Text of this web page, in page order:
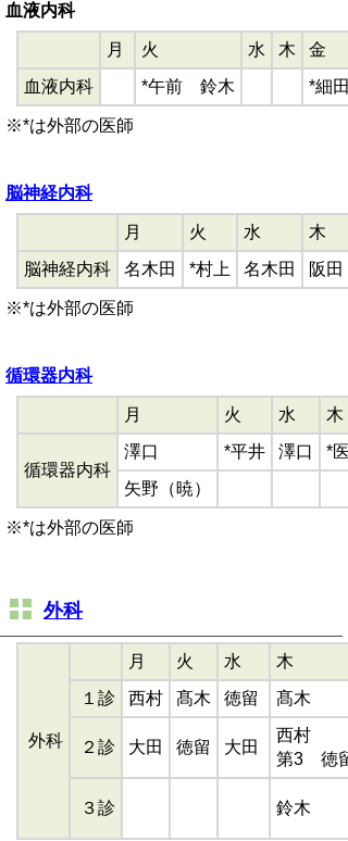
血液内科
月 火 水 木
金
血液内科
*午前 鈴木 *細田
※*は外部の医師
脳神経内科
月 火 水
木
脳神経内科
名木田 *村上 名木田 阪田
※*は外部の医師
循環器内科
月 火 水 木
循環器内科
澤口 *平井 澤口
*医
矢野（暁）
※*は外部の医師
外科
外科
月 火 水
木
１診
西村 髙木 徳留 髙木
２診 大田 徳留 大田
西村
第3 徳留
３診 鈴木